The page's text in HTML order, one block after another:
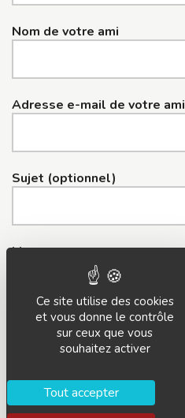
Nom de votre ami
Adresse e-mail de votre ami
Sujet (optionnel)
Message
Envoyer
Ce site utilise des cookies
et vous donne le contrôle
sur ceux que vous
souhaitez activer
Tout accepter